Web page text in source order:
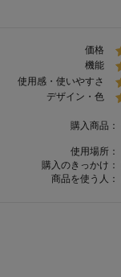
価格
機能
使用感・使いやすさ
デザイン・色
購入商品：
使用場所：
購入のきっかけ：
商品を使う人：